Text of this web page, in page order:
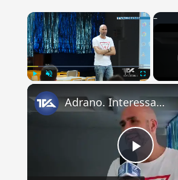
×
Play
Adrano. Interessante incontro al liceo “Verga” con il prof. Fabio Gamberini. Studenti del Linguistic